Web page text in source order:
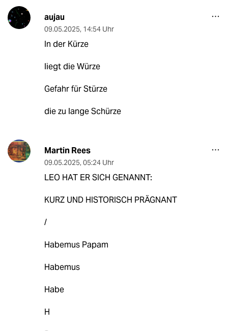
aujau
09.05.2025, 14:54 Uhr
In der Kürze
liegt die Würze
Gefahr für Stürze
die zu lange Schürze
Martin Rees
09.05.2025, 05:24 Uhr
LEO HAT ER SICH GENANNT:
KURZ UND HISTORISCH PRÄGNANT
/
Habemus Papam
Habemus
Habe
H